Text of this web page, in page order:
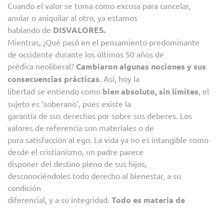
Cuando el valor se toma como excusa para cancelar,
anular o aniquilar al otro, ya estamos
hablando de DISVALORES.
Mientras, ¿Qué pasó en el pensamiento predominante
de occidente durante los últimos 50 años de
prédica neoliberal? Cambiaron algunas nociones y sus
consecuencias prácticas. Así, hoy la
libertad se entiendo como bien absoluto, sin límites, el
sujeto es ‘soberano’, pues existe la
garantía de sus derechos por sobre sus deberes. Los
valores de referencia son materiales o de
pura satisfacción al ego. La vida ya no es intangible como
desde el cristianismo, un padre parece
disponer del destino pleno de sus hijos,
desconociéndoles todo derecho al bienestar, a su
condición
diferencial, y a su integridad. Todo es materia de